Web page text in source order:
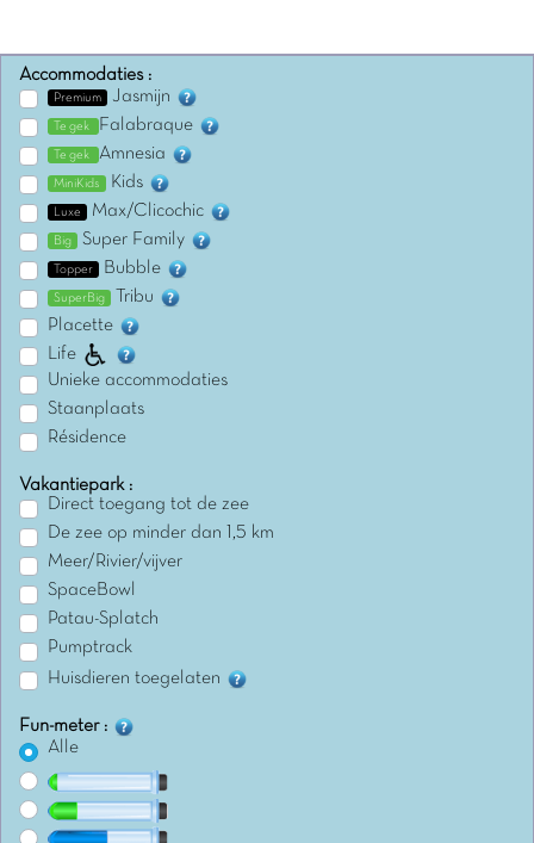
Accommodaties :
Premium Jasmijn
Te gek Falabraque
Te gek Amnesia
MiniKids Kids
Luxe Max/Clicochic
Big Super Family
Topper Bubble
SuperBig
Tribu
Placette
Life
Unieke accommodaties
Staanplaats
Résidence
Vakantiepark :
Direct toegang tot de zee
De zee op minder dan 1,5 km
Meer/Rivier/vijver
SpaceBowl
Patau-Splatch
Pumptrack
Huisdieren toegelaten
Fun-meter :
Alle